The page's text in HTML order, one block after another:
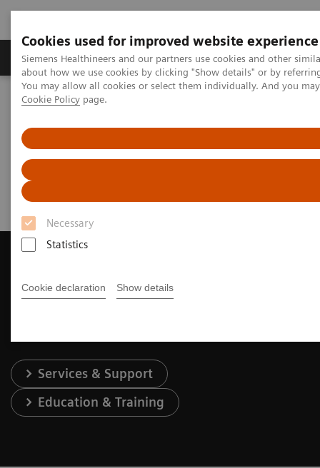
Cookies used for improved website experience
Siemens Healthineers and our partners use cookies and other
about how we use cookies by clicking "Show details" or by
You may allow all cookies or select them individually. And you
Cookie Policy page.
Necessary
Statistics
Cookie declaration Show details
Zobrazovací technika Laboratorní diagnostika
Home Zobrazovací technika
Request Trial License
Contact Us
Services & Support
Education & Training